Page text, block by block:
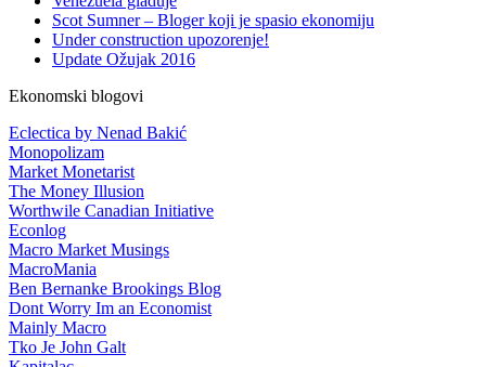
Scot Sumner – Bloger koji je spasio ekonomiju
Under construction upozorenje!
Update Ožujak 2016
Ekonomski blogovi
Eclectica by Nenad Bakić
Monopolizam
Market Monetarist
The Money Illusion
Worthwile Canadian Initiative
Econlog
Macro Market Musings
MacroMania
Ben Bernanke Brookings Blog
Dont Worry Im an Economist
Mainly Macro
Tko Je John Galt